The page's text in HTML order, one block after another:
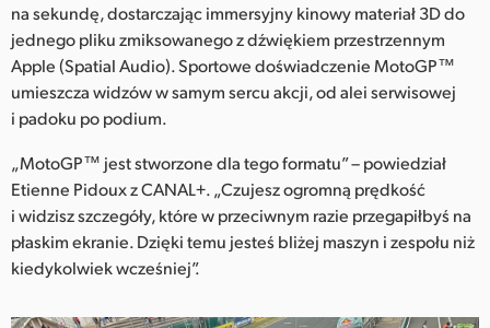
Singapore
South Africa
Spain
Sweden
Chinese Taipei
Turkey
UAE
na sekundę, dostarczając immersyjny kinowy materiał 3D do
jednego pliku zmiksowanego z dźwiękiem przestrzennym
Apple (Spatial Audio). Sportowe doświadczenie MotoGP™
umieszcza widzów w samym sercu akcji, od alei serwisowej
i padoku po podium.
„MotoGP™ jest stworzone dla tego formatu” – powiedział
Etienne Pidoux z CANAL+. „Czujesz ogromną prędkość
i widzisz szczegóły, które w przeciwnym razie przegapiłbyś na
płaskim ekranie. Dzięki temu jesteś bliżej maszyn i zespołu niż
kiedykolwiek wcześniej”.